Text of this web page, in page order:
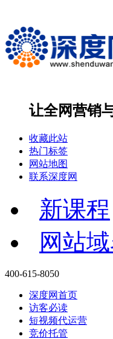
让全网营销
收藏此站
热门标签
网站地图
联系深度网
新课程
网站
400-615-8050
深度网首页
访客必读
短视频代运营
竞价托管